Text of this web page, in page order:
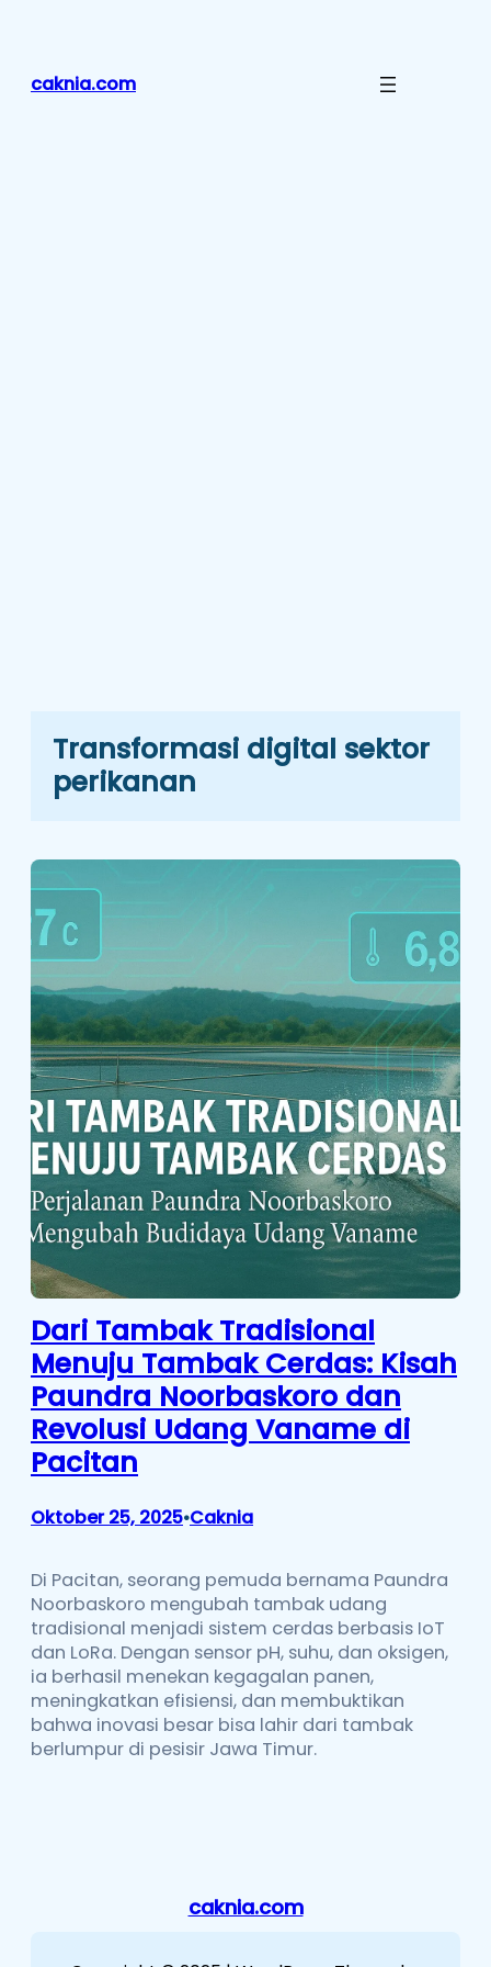
caknia.com
Transformasi digital sektor
perikanan
Dari Tambak Tradisional
Menuju Tambak Cerdas: Kisah
Paundra Noorbaskoro dan
Revolusi Udang Vaname di
Pacitan
Oktober 25, 2025•Caknia
Di Pacitan, seorang pemuda bernama Paundra
Noorbaskoro mengubah tambak udang
tradisional menjadi sistem cerdas berbasis IoT
dan LoRa. Dengan sensor pH, suhu, dan oksigen,
ia berhasil menekan kegagalan panen,
meningkatkan efisiensi, dan membuktikan
bahwa inovasi besar bisa lahir dari tambak
berlumpur di pesisir Jawa Timur.
caknia.com